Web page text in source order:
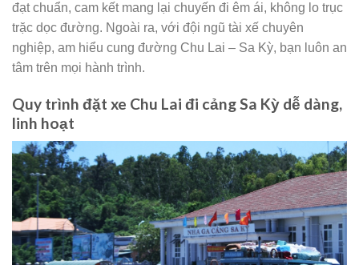
đạt chuẩn, cam kết mang lại chuyến đi êm ái, không lo trục
trặc dọc đường. Ngoài ra, với đội ngũ tài xế chuyên
nghiệp, am hiểu cung đường Chu Lai – Sa Kỳ, bạn luôn an
tâm trên mọi hành trình.
Quy trình đặt xe Chu Lai đi cảng Sa Kỳ dễ dàng,
linh hoạt